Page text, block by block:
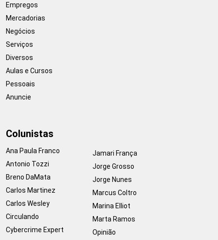
Empregos
Mercadorias
Negócios
Serviços
Diversos
Aulas e Cursos
Pessoais
Anuncie
Colunistas
Ana Paula Franco
Antonio Tozzi
Breno DaMata
Carlos Martinez
Carlos Wesley
Circulando
Cybercrime Expert
Jamari França
Jorge Grosso
Jorge Nunes
Marcus Coltro
Marina Elliot
Marta Ramos
Opinião